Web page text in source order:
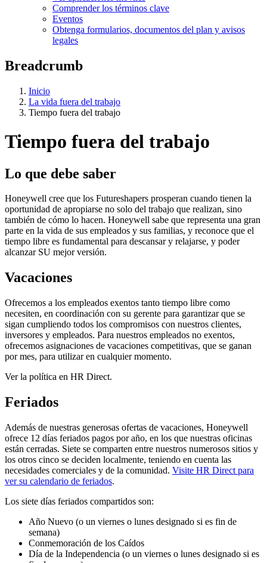
Comprender los términos clave
Eventos
Obtenga formularios, documentos del plan y avisos
legales
Breadcrumb
Inicio
La vida fuera del trabajo
Tiempo fuera del trabajo
Tiempo fuera del trabajo
Lo que debe saber
Honeywell cree que los Futureshapers prosperan cuando tienen la
oportunidad de apropiarse no solo del trabajo que realizan, sino
también de cómo lo hacen. Honeywell sabe que representa una gran
parte en la vida de sus empleados y sus familias, y reconoce que el
tiempo libre es fundamental para descansar y relajarse, y poder
alcanzar SU mejor versión.
Vacaciones
Ofrecemos a los empleados exentos tanto tiempo libre como
necesiten, en coordinación con su gerente para garantizar que se
sigan cumpliendo todos los compromisos con nuestros clientes,
inversores y empleados. Para nuestros empleados no exentos,
ofrecemos asignaciones de vacaciones competitivas, que se ganan
por mes, para utilizar en cualquier momento.
Ver la política en HR Direct.
Feriados
Además de nuestras generosas ofertas de vacaciones, Honeywell
ofrece 12 días feriados pagos por año, en los que nuestras oficinas
están cerradas. Siete se comparten entre nuestros numerosos sitios y
los otros cinco se deciden localmente, teniendo en cuenta las
necesidades comerciales y de la comunidad. Visite HR Direct para
ver su calendario de feriados.
Los siete días feriados compartidos son:
Año Nuevo (o un viernes o lunes designado si es fin de
semana)
Conmemoración de los Caídos
Día de la Independencia (o un viernes o lunes designado si es